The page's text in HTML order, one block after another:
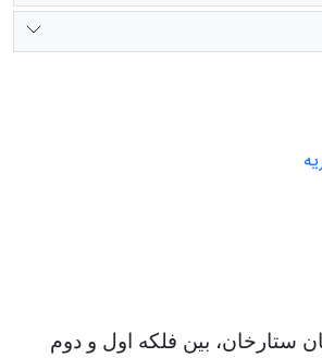
ستارخان، بین فلکه اول و دوم